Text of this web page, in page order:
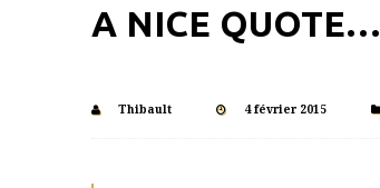
A NICE QUOTE…
Thibault 4 février 2015